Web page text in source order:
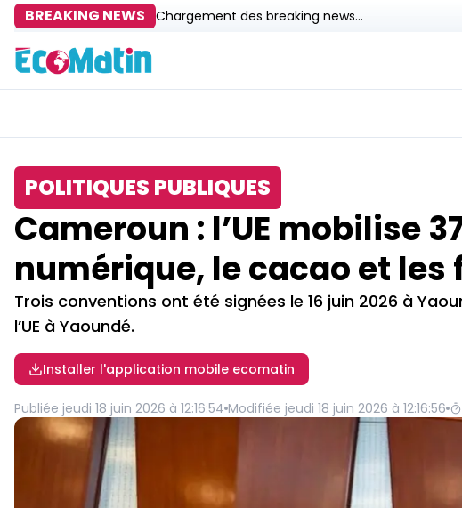
BREAKING NEWS Chargement des breaking news...
POLITIQUES PUBLIQUES
Cameroun : l’UE mobilise
numérique, le cacao et les
Trois conventions ont été signées le 16 juin 2026 à
l’UE à Yaoundé.​
Installer l'application mobile ecomatin
Publiée jeudi 18 juin 2026 à 12:16:54 Modifiée jeudi 18 juin 2026 à 12:16:56